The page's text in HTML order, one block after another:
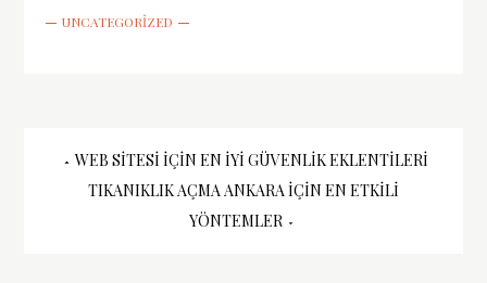
UNCATEGORIZED
Yazı
gezinmesi
WEB SITESI İÇIN EN İYI GÜVENLIK EKLENTILERI
TIKANIKLIK AÇMA ANKARA İÇIN EN ETKILI
YÖNTEMLER